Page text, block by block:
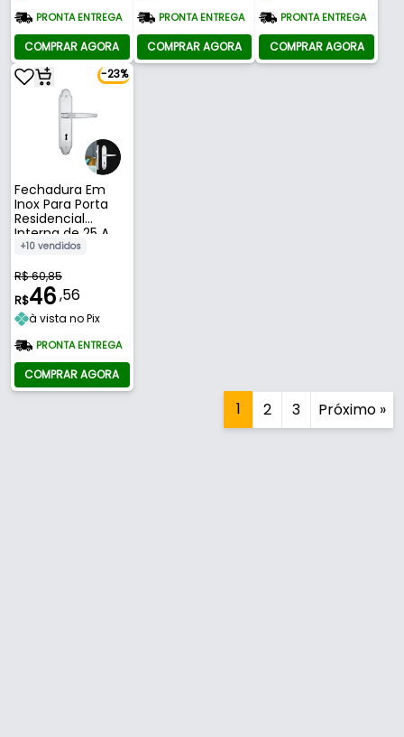
PRONTA ENTREGA
COMPRAR AGORA
PRONTA ENTREGA
COMPRAR AGORA
PRONTA ENTREGA
COMPRAR AGORA
-23%
Fechadura Em
Inox Para Porta
Residencial
Interna de 25 A
40 Mm 813/03
+10 vendidos
R$ 60,85
R$46,56
à vista no Pix
PRONTA ENTREGA
COMPRAR AGORA
1 2 3 Próximo »